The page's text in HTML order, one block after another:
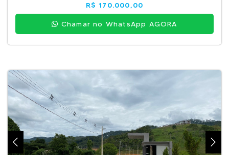
R$ 170.000,00
Chamar no WhatsApp AGORA